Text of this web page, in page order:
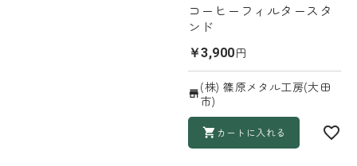
コーヒーフィルタースタ
ンド
￥3,900円
(株) 篠原メタル工房(大田
市)
カートに入れる